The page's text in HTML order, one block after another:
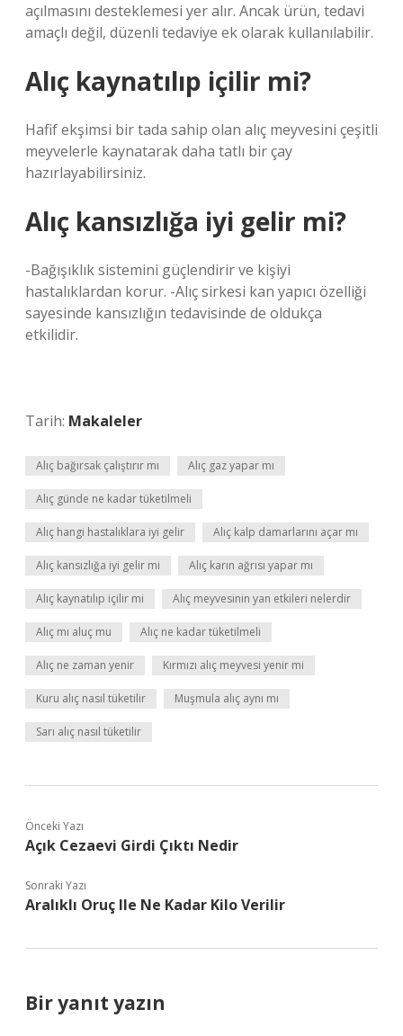
açılmasını desteklemesi yer alır. Ancak ürün, tedavi
amaçlı değil, düzenli tedaviye ek olarak kullanılabilir.
Alıç kaynatılıp içilir mi?
Hafif ekşimsi bir tada sahip olan alıç meyvesini çeşitli
meyvelerle kaynatarak daha tatlı bir çay
hazırlayabilirsiniz.
Alıç kansızlığa iyi gelir mi?
-Bağışıklık sistemini güçlendirir ve kişiyi
hastalıklardan korur. -Alıç sirkesi kan yapıcı özelliği
sayesinde kansızlığın tedavisinde de oldukça
etkilidir.
Tarih: Makaleler
Alıç bağırsak çalıştırır mı Alıç gaz yapar mı
Alıç günde ne kadar tüketilmeli
Alıç hangi hastalıklara iyi gelir Alıç kalp damarlarını açar mı
Alıç kansızlığa iyi gelir mi Alıç karın ağrısı yapar mı
Alıç kaynatılıp içilir mi Alıç meyvesinin yan etkileri nelerdir
Alıç mı aluç mu Alıç ne kadar tüketilmeli
Alıç ne zaman yenir Kırmızı alıç meyvesi yenir mi
Kuru alıç nasıl tüketilir Muşmula alıç aynı mı
Sarı alıç nasıl tüketilir
Önceki Yazı
Açık Cezaevi Girdi Çıktı Nedir
Sonraki Yazı
Aralıklı Oruç Ile Ne Kadar Kilo Verilir
Bir yanıt yazın